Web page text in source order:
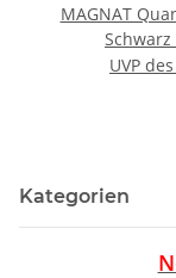
MAGNAT
Schwarz
UVP
Kategorien